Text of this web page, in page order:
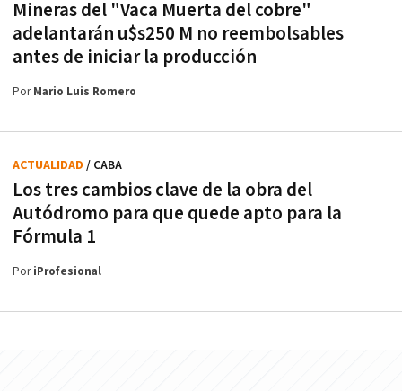
Mineras del "Vaca Muerta del cobre"
adelantarán u$s250 M no reembolsables
antes de iniciar la producción
PorMario Luis Romero
Los tres cambios clave de la obra del
Autódromo para que quede apto para la
Fórmula 1
ACTUALIDAD / CABA
PoriProfesional